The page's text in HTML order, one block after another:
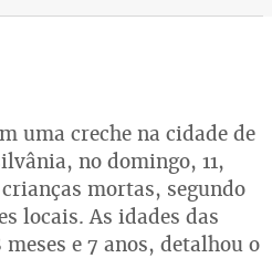
uma creche na cidade de
no domingo, 11,
mortas, segundo
locais. As idades das
e 7 anos, detalhou o